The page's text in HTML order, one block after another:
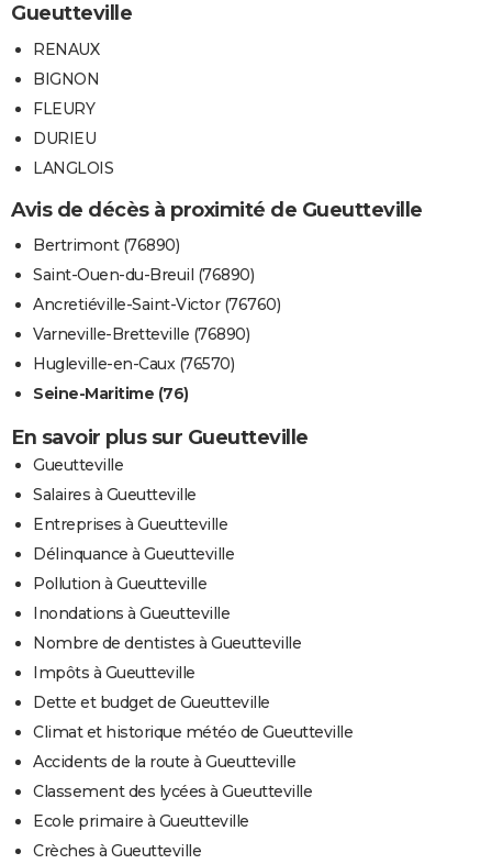
Gueutteville
RENAUX
BIGNON
FLEURY
DURIEU
LANGLOIS
Avis de décès à proximité de Gueutteville
Bertrimont (76890)
Saint-Ouen-du-Breuil (76890)
Ancretiéville-Saint-Victor (76760)
Varneville-Bretteville (76890)
Hugleville-en-Caux (76570)
Seine-Maritime (76)
En savoir plus sur Gueutteville
Gueutteville
Salaires à Gueutteville
Entreprises à Gueutteville
Délinquance à Gueutteville
Pollution à Gueutteville
Inondations à Gueutteville
Nombre de dentistes à Gueutteville
Impôts à Gueutteville
Dette et budget de Gueutteville
Climat et historique météo de Gueutteville
Accidents de la route à Gueutteville
Classement des lycées à Gueutteville
Ecole primaire à Gueutteville
Crèches à Gueutteville